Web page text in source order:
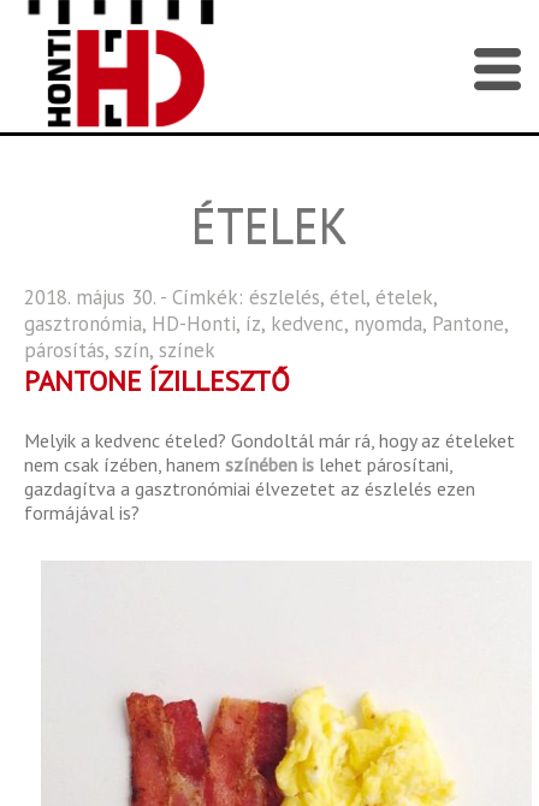
ÉTELEK
2018. május 30. - Címkék: észlelés, étel, ételek,
gasztronómia, HD-Honti, íz, kedvenc, nyomda, Pantone,
párosítás, szín, színek
PANTONE ÍZILLESZTŐ
Melyik a kedvenc ételed? Gondoltál már rá, hogy az ételeket
nem csak ízében, hanem színében is lehet párosítani,
gazdagítva a gasztronómiai élvezetet az észlelés ezen
formájával is?